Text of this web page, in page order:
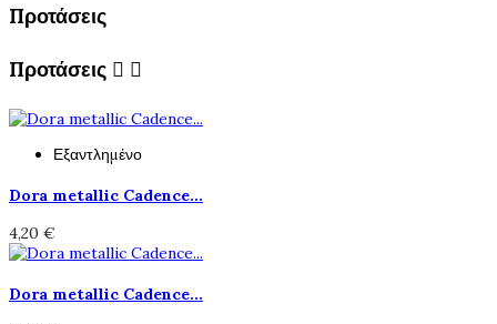
Προτάσεις
Προτάσεις  
Εξαντλημένο
Dora metallic Cadence...
4,20 €
Dora metallic Cadence...